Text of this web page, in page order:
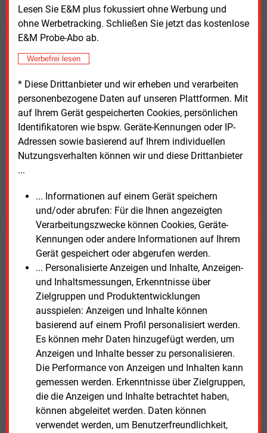
Lesen Sie E&M plus fokussiert ohne Werbung und
ohne Werbetracking. Schließen Sie jetzt das kostenlose
E&M Probe-Abo ab.
Werbefrei lesen
* Diese Drittanbieter und wir erheben und verarbeiten
personenbezogene Daten auf unseren Plattformen. Mit
auf Ihrem Gerät gespeicherten Cookies, persönlichen
Identifikatoren wie bspw. Geräte-Kennungen oder IP-
Adressen sowie basierend auf Ihrem individuellen
Nutzungsverhalten können wir und diese Drittanbieter
...
... Informationen auf einem Gerät speichern
und/oder abrufen: Für die Ihnen angezeigten
Verarbeitungszwecke können Cookies, Geräte-
Kennungen oder andere Informationen auf Ihrem
Gerät gespeichert oder abgerufen werden.
... Personalisierte Anzeigen und Inhalte, Anzeigen-
und Inhaltsmessungen, Erkenntnisse über
Zielgruppen und Produktentwicklungen
ausspielen: Anzeigen und Inhalte können
basierend auf einem Profil personalisiert werden.
Es können mehr Daten hinzugefügt werden, um
Anzeigen und Inhalte besser zu personalisieren.
Die Performance von Anzeigen und Inhalten kann
gemessen werden. Erkenntnisse über Zielgruppen,
die die Anzeigen und Inhalte betrachtet haben,
können abgeleitet werden. Daten können
verwendet werden, um Benutzerfreundlichkeit,
Testen SieE&M
Zwei Wochen kostenfreier Zugang
Zugang auf stündlich aktualisierte Nachrichten mit
Prognose- und Marktdaten
+ einmal täglich E&M daily
+ zwei Ausgaben der Zeitung E&M
JETZT KOSTENLOS TESTEN
Login für Kunden
LOGIN